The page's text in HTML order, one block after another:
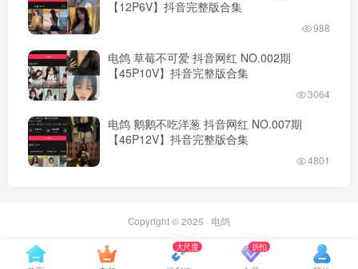
【12P6V】抖音完整版合集
988
电鸽 草莓不可爱 抖音网红 NO.002期
【45P10V】抖音完整版合集
3064
电鸽 鹅鹅不吃洋葱 抖音网红 NO.007期
【46P12V】抖音完整版合集
4801
Copyright © 2025 · 电鸽
大尺度 折扣